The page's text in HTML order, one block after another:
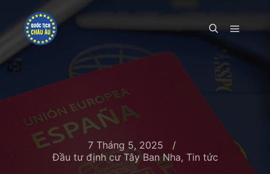
7 Tháng 5, 2025
Đầu tư định cư Tây Ban Nha, Tin tức